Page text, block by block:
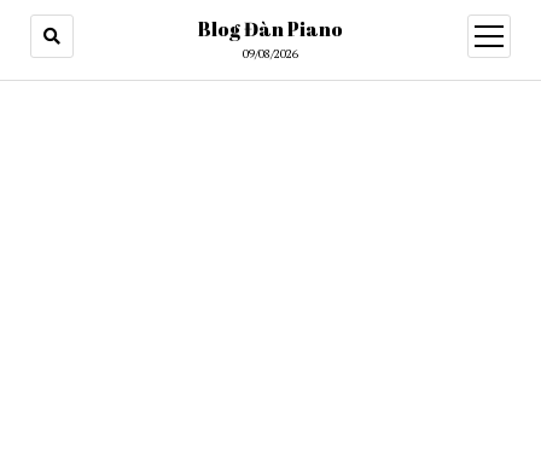
Blog Đàn Piano
09/08/2026
open
menu